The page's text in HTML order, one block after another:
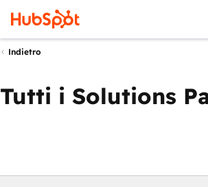
Indietro
Tutti i Solutions